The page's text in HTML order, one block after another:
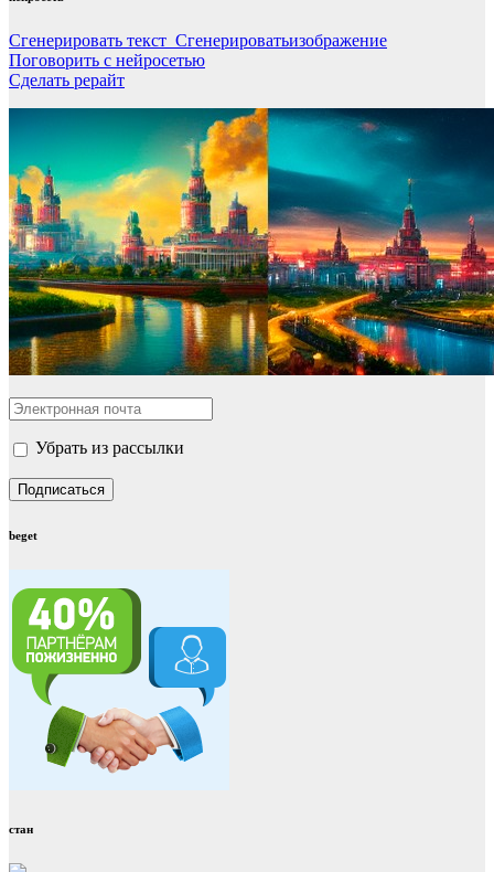
Сгенерировать текст Сгенерироватьизображение
Поговорить с нейросетью
Сделать рерайт
Убрать из рассылки
beget
стан